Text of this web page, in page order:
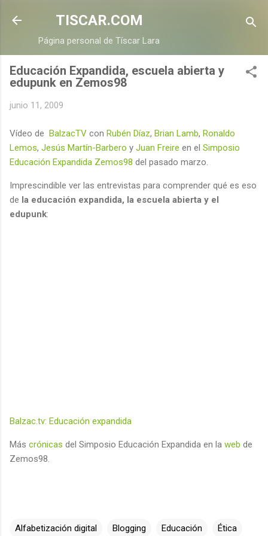
Ir al contenido principal
TISCAR.COM
Página personal de Tíscar Lara
Educación Expandida, escuela abierta y
edupunk en Zemos98
junio 11, 2009
Vídeo de BalzacTV con Rubén Díaz, Brian Lamb, Ronaldo
Lemos, Jesús Martín-Barbero y Juan Freire en el Simposio
Educación Expandida Zemos98 del pasado marzo.
Imprescindible ver las entrevistas para comprender qué es eso
de la educación expandida, la escuela abierta y el
edupunk:
Balzac.tv: Educación expandida
Más crónicas del Simposio Educación Expandida en la web de
Zemos98.
Alfabetización digital Blogging Educación Ética